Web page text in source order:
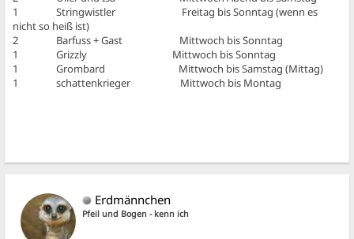
1 Stringwistler Freitag bis Sonntag (wenn es
nicht so heiß ist)
2 Barfuss + Gast Mittwoch bis Sonntag
1 Grizzly Mittwoch bis Sonntag
1 Grombard Mittwoch bis Samstag (Mittag)
1 schattenkrieger Mittwoch bis Montag
Erdmännchen
Pfeil und Bogen - kenn ich